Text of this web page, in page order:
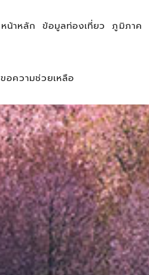
หน้าหลัก ข้อมูลท่องเที่ยว ภูมิภาค
ขอความช่วยเหลือ